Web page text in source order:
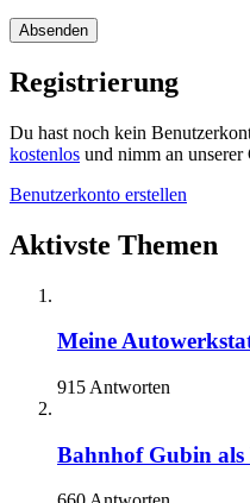
Registrierung
Du hast noch kein
kostenlos und nimm an
Benutzerkonto erstellen
Aktivste Themen
Meine
915 Antworten
Bahnhof Gubin